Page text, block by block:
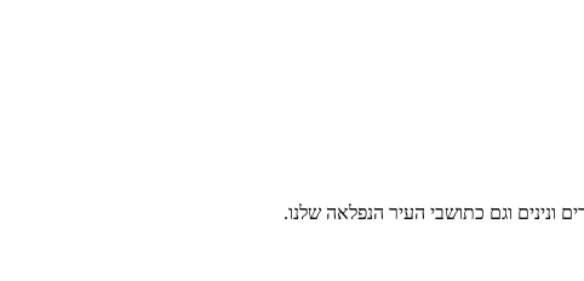
ונינים וגם כתושבי העיר הנפלאה שלנו.